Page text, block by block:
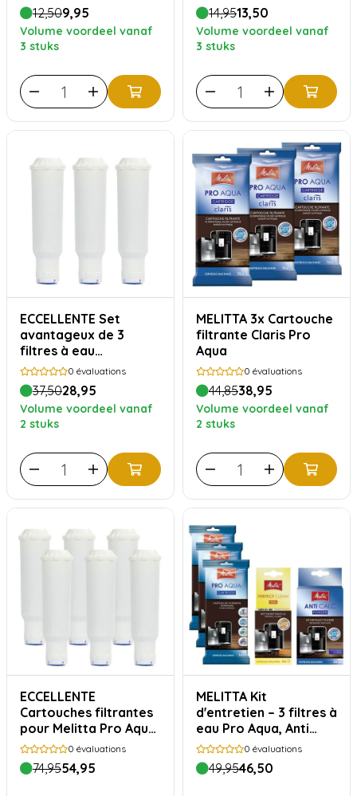
12,509,95
Volume voordeel vanaf
3 stuks
14,9513,50
Volume voordeel vanaf
3 stuks
ECCELLENTE Set
avantageux de 3
filtres à eau
compatibles avec
Melitta Pro Aqua
0 évaluations
37,5028,95
Volume voordeel vanaf
2 stuks
MELITTA 3x Cartouche
filtrante Claris Pro
Aqua
0 évaluations
44,8538,95
Volume voordeel vanaf
2 stuks
ECCELLENTE
Cartouches filtrantes
pour Melitta Pro Aqua
– 6 pièces
0 évaluations
74,9554,95
MELITTA Kit
d'entretien – 3 filtres à
eau Pro Aqua, Anti
Calc & Perfect Clean
0 évaluations
49,9546,50